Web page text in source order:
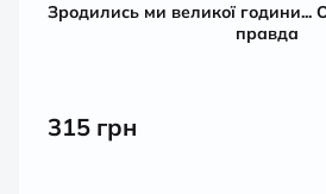
Зродились ми великої години...
правда
315 грн